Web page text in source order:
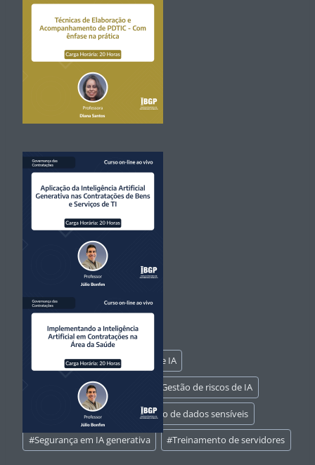
do
Classificação de ferramentas de IA
conformidade com LGPD Gestão de riscos de IA
Governança de IA Proteção de dados sensíveis
#Segurança em IA generativa #Treinamento de servidores